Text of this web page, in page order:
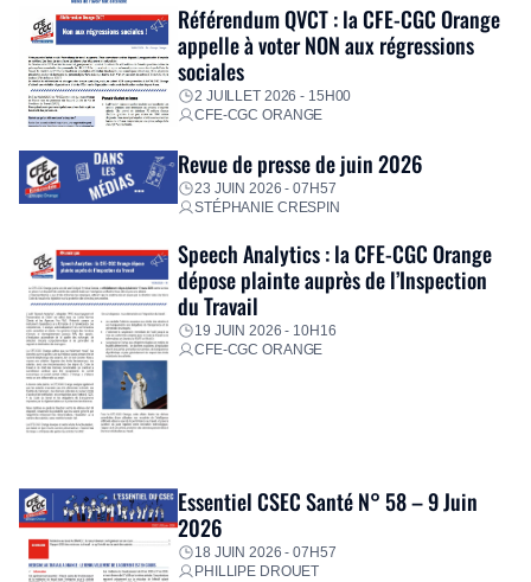
Référendum QVCT : la CFE-CGC Orange
appelle à voter NON aux régressions
sociales
2 JUILLET 2026 - 15H00
CFE-CGC ORANGE
Revue de presse de juin 2026
23 JUIN 2026 - 07H57
STÉPHANIE CRESPIN
Speech Analytics : la CFE-CGC Orange
dépose plainte auprès de l’Inspection
du Travail
19 JUIN 2026 - 10H16
CFE-CGC ORANGE
Essentiel CSEC Santé N° 58 – 9 Juin
2026
18 JUIN 2026 - 07H57
PHILLIPE DROUET